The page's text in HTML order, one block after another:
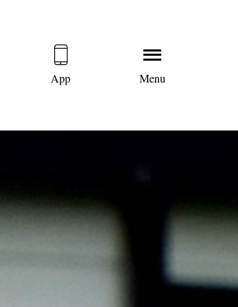
App Menu